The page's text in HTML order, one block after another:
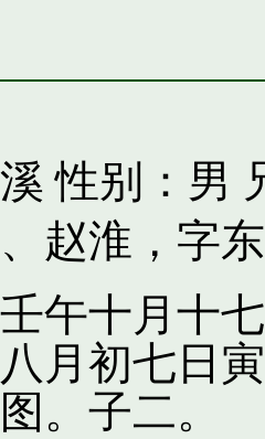
性别：男
、 赵淮，字
午十月十
月初七日
。子二。